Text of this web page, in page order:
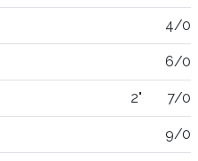
4/0
6/0
2" 7/0
9/0